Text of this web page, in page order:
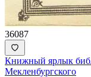
36087
Книжный ярлык
Мекленбургского